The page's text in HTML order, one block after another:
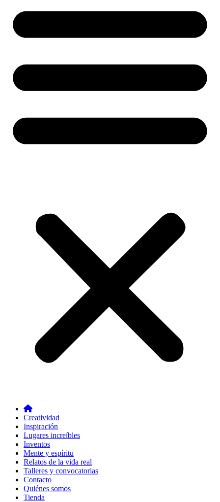
Creatividad
Inspiración
Lugares increíbles
Inventos
Mente y espíritu
Relatos de la vida real
Talleres y convocatorias
Contacto
Quiénes somos
Tienda